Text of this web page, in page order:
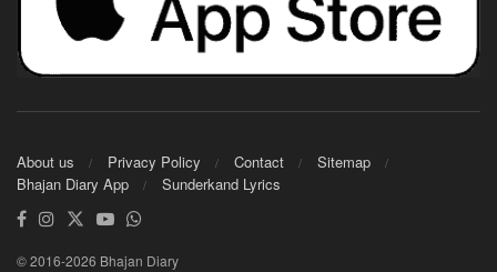
About us Privacy Policy Contact
Sitemap
Bhajan Diary App
Sunderkand Lyrics
© 2016-2026 Bhajan Diary